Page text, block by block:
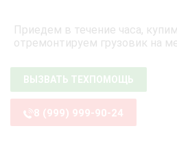
Приедем в течение часа,
отремонтируем грузовик на
ВЫЗВАТЬ ТЕХПОМОЩЬ
8 (999) 999-90-24